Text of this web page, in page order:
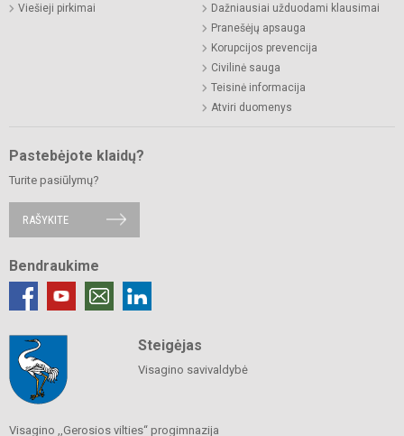
Viešieji pirkimai
Dažniausiai užduodami klausimai
Pranešėjų apsauga
Korupcijos prevencija
Civilinė sauga
Teisinė informacija
Atviri duomenys
Pastebėjote klaidų?
Turite pasiūlymų?
RAŠYKITE
Bendraukime
Steigėjas
Visagino savivaldybė
Visagino ,,Gerosios vilties“ progimnazija